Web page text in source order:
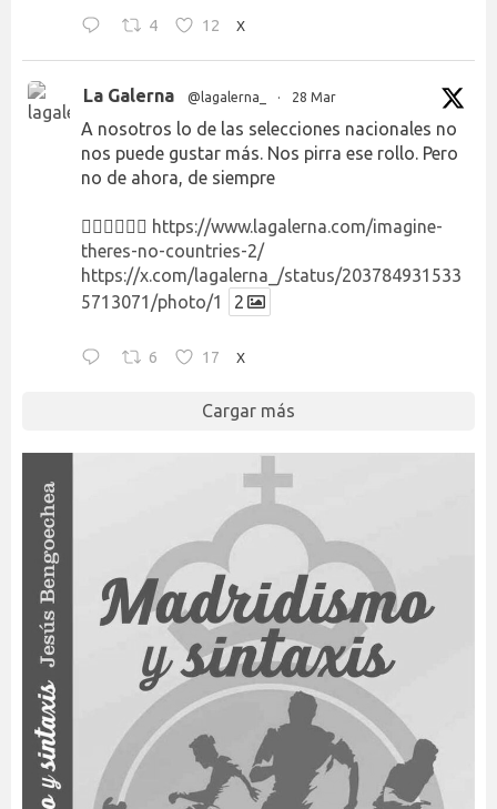
4 12 X
La Galerna @lagalerna_ · 28 Mar
A nosotros lo de las selecciones nacionales no
nos puede gustar más. Nos pirra ese rollo. Pero
no de ahora, de siempre
👉🏻👉🏻👉🏻 https://www.lagalerna.com/imagine-
theres-no-countries-2/
https://x.com/lagalerna_/status/203784931533
5713071/photo/1
2
6 17 X
Cargar más